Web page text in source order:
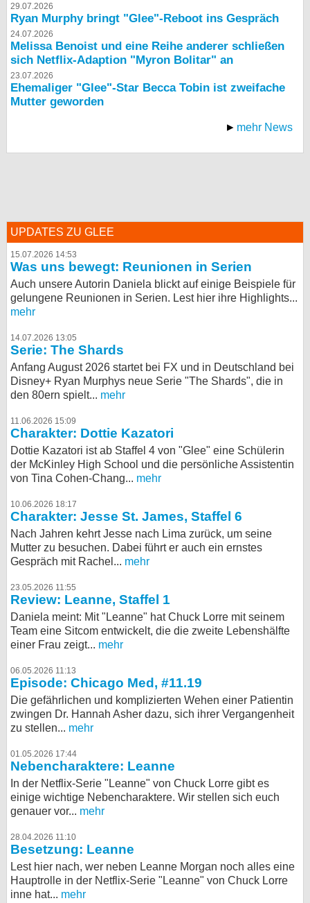
29.07.2026
Ryan Murphy bringt "Glee"-Reboot ins Gespräch
24.07.2026
Melissa Benoist und eine Reihe anderer schließen
sich Netflix-Adaption "Myron Bolitar" an
23.07.2026
Ehemaliger "Glee"-Star Becca Tobin ist zweifache
Mutter geworden
mehr News
UPDATES ZU GLEE
15.07.2026 14:53
Was uns bewegt: Reunionen in Serien
Auch unsere Autorin Daniela blickt auf einige Beispiele für
gelungene Reunionen in Serien. Lest hier ihre Highlights...
mehr
14.07.2026 13:05
Serie: The Shards
Anfang August 2026 startet bei FX und in Deutschland bei
Disney+ Ryan Murphys neue Serie "The Shards", die in
den 80ern spielt... mehr
11.06.2026 15:09
Charakter: Dottie Kazatori
Dottie Kazatori ist ab Staffel 4 von "Glee" eine Schülerin
der McKinley High School und die persönliche Assistentin
von Tina Cohen-Chang... mehr
10.06.2026 18:17
Charakter: Jesse St. James, Staffel 6
Nach Jahren kehrt Jesse nach Lima zurück, um seine
Mutter zu besuchen. Dabei führt er auch ein ernstes
Gespräch mit Rachel... mehr
23.05.2026 11:55
Review: Leanne, Staffel 1
Daniela meint: Mit "Leanne" hat Chuck Lorre mit seinem
Team eine Sitcom entwickelt, die die zweite Lebenshälfte
einer Frau zeigt... mehr
06.05.2026 11:13
Episode: Chicago Med, #11.19
Die gefährlichen und komplizierten Wehen einer Patientin
zwingen Dr. Hannah Asher dazu, sich ihrer Vergangenheit
zu stellen... mehr
01.05.2026 17:44
Nebencharaktere: Leanne
In der Netflix-Serie "Leanne" von Chuck Lorre gibt es
einige wichtige Nebencharaktere. Wir stellen sich euch
genauer vor... mehr
28.04.2026 11:10
Besetzung: Leanne
Lest hier nach, wer neben Leanne Morgan noch alles eine
Hauptrolle in der Netflix-Serie "Leanne" von Chuck Lorre
inne hat... mehr